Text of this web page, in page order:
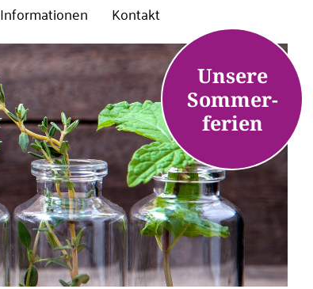
Informationen Kontakt
Unsere
Sommer-
ferien